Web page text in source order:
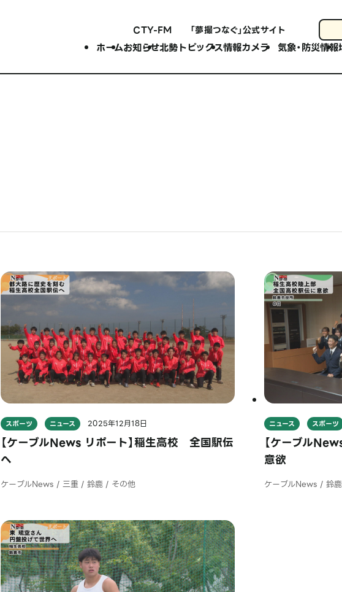
CTY-FM 「夢撮つなぐ」公式サイト
ホームお知らせ北勢トピックス情報カメラ 気象・防災情報
スポーツ ニュース 2025年12月18日
【ケーブルNews リポート】稲生高校 全国駅伝
へ
ケーブルNews / 三重 / 鈴鹿 / その他
ニュース スポーツ
【ケーブル
意欲
ケーブルNews / 鈴鹿